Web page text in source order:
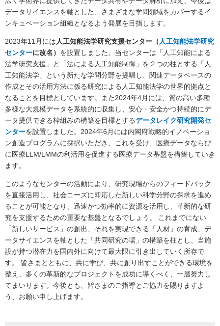
データサイエンスを軸とした、さまざまな学問領域をカバーするイ
ンキュベーション組織となるよう発展を目指します。
2023年11月には 人工知能法学研究支援センター（ 人工知能法学研究
センターに改名） を設置しました。当センターは「人工知能による
法学研究支援」と「法による人工知能制御」を２つの柱とする「人
工知能法学」という新たな学問分野を提唱し、関連データベースの
作成とその活用方法に係る研究による人工知能法学の世界的拠点と
なることを目標としています。また2024年4月には、質の高い多種
多様な大規模データを系統的に収集し、安心・安全かつ持続的にデ
ータ提供できる枠組みの構築を目標とするデータレイク研究開発セ
ンターを設置しました。2024年6月には内閣府戦略的イノベーショ
ン創造プログラムに採択いただき、これを受け、医療データならび
に医療LLM/LMMの利活用を促進する医療データ基盤を構築していき
ます。
このようなセンターの活動により、研究現場からのフィードバック
を直接活用し、社会ニーズに即応した新しい科学分野の探求を進め
ることが可能となり、迅速かつ効率的に資源を活用し、革新的な研
究を支援するための重要な基盤となるでしょう。 これまでにない
「新しいサービス」の創出、それを実現できる「人材」の育成、デ
ータサイエンスを軸とした「共同研究の場」の構築を柱とし、当施
設が持つ潜在力を国内外に向けて最大限に引き出していく所存で
す。 皆さまとともに、共に学び、共に創り出すことができる環境を
整え、多くの革新的なプロジェクトを成功に導くべく、一層努力し
てまいります。今後とも、皆さまのご指導とご協力を賜りますよ
う、お願い申し上げます。